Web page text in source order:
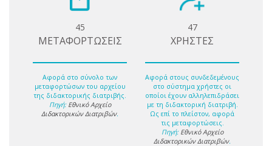
45
ΜΕΤΑΦΟΡΤΩΣΕΙΣ
Αφορά στο σύνολο των
μεταφορτώσων του αρχείου
της διδακτορικής διατριβής.
Πηγή: Εθνικό Αρχείο
Διδακτορικών Διατριβών.
47
ΧΡΗΣΤΕΣ
Αφορά στους συνδεδεμένους
στο σύστημα χρήστες οι
οποίοι έχουν αλληλεπιδράσει
με τη διδακτορική διατριβή.
Ως επί το πλείστον, αφορά
τις μεταφορτώσεις.
Πηγή: Εθνικό Αρχείο
Διδακτορικών Διατριβών.